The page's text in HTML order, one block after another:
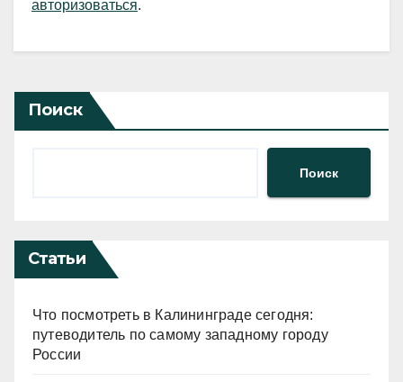
авторизоваться.
Поиск
Поиск
Статьи
Что посмотреть в Калининграде сегодня:
путеводитель по самому западному городу
России